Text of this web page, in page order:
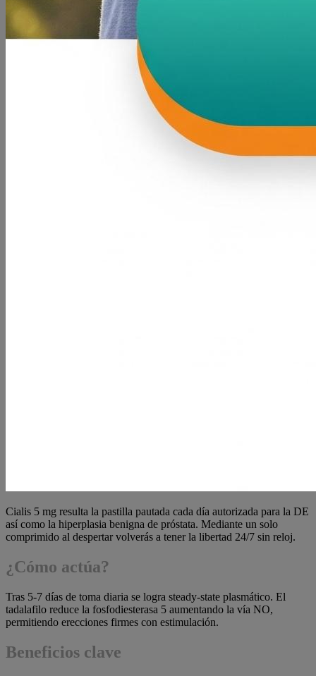
Cialis 5 mg resulta la pastilla pautada cada día autorizada para la DE
así como la hiperplasia benigna de próstata. Mediante un solo
comprimido al despertar volverás a tener la libertad 24/7 sin reloj.
¿Cómo actúa?
Tras 5-7 días de toma diaria se logra steady-state plasmático. El
tadalafilo reduce la fosfodiesterasa 5 aumentando la vía NO,
permitiendo erecciones firmes con estimulación.
Beneficios clave